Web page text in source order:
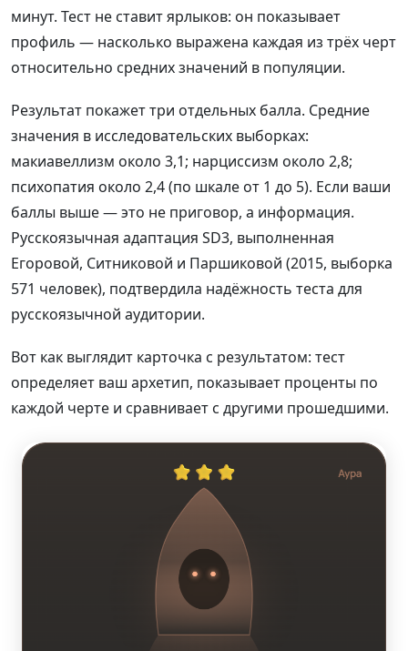
минут. Тест не ставит ярлыков: он показывает
профиль — насколько выражена каждая из трёх черт
относительно средних значений в популяции.
Результат покажет три отдельных балла. Средние
значения в исследовательских выборках:
макиавеллизм около 3,1; нарциссизм около 2,8;
психопатия около 2,4 (по шкале от 1 до 5). Если ваши
баллы выше — это не приговор, а информация.
Русскоязычная адаптация SD3, выполненная
Егоровой, Ситниковой и Паршиковой (2015, выборка
571 человек), подтвердила надёжность теста для
русскоязычной аудитории.
Вот как выглядит карточка с результатом: тест
определяет ваш архетип, показывает проценты по
каждой черте и сравнивает с другими прошедшими.